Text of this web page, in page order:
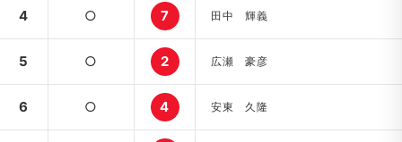
4 ○ 7 田中 輝義
5 ○ 2 広瀬 豪彦
6 ○ 4 安東 久隆